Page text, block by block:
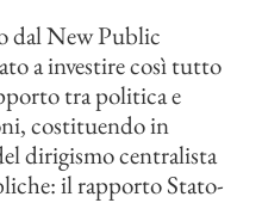
dal New Public
a investire così tutto
tra politica e
costituendo in
dirigismo centralista
il rapporto Stato-